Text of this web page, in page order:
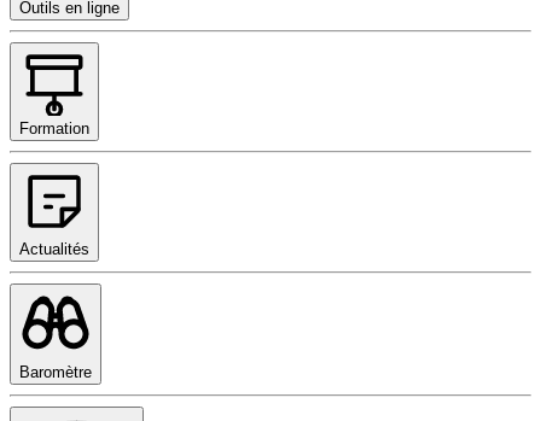
Outils en ligne
Formation
Actualités
Baromètre